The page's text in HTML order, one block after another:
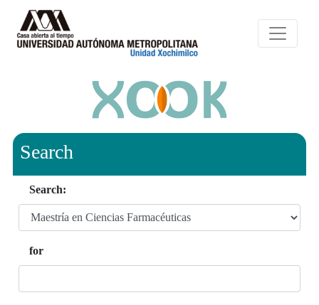
Search
Search:
for